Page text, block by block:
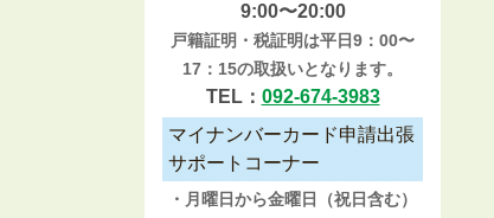
9:00〜20:00
戸籍証明・税証明は平日9：00〜
17：15の取扱いとなります。
TEL： 092-674-3983
マイナンバーカード申請出張
サポートコーナー
・月曜日から金曜日（祝日含む）